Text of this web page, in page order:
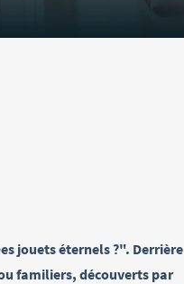
jouets éternels ?". Derrière
familiers, découverts par